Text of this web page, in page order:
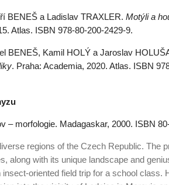
BENEŠ a Ladislav TRAXLER. Motýli a
Atlas. ISBN 978-80-200-2429-9.
BENEŠ, Kamil HOLÝ a Jaroslav
. Praha: Academia, 2020. Atlas. ISBN
– morfologie. Madagaskar, 2000. ISBN
regions of the Czech Republic. The
along with its unique landscape and
oriented field trip for a school class.